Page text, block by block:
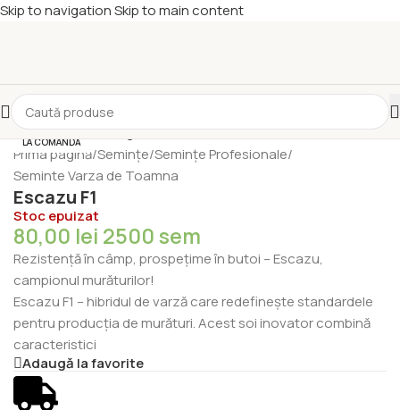
Skip to navigationSkip to main content
LA COMANDĂ
Prima pagină/Semințe/Semințe Profesionale/
Seminte Varza de Toamna
Escazu F1
Stoc epuizat
80,00 lei 2500 sem
Rezistență în câmp, prospețime în butoi – Escazu,
campionul murăturilor!
Escazu F1 – hibridul de varză care redefinește standardele
pentru producția de murături. Acest soi inovator combină
caracteristici
Adaugă la favorite